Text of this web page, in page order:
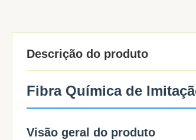
Descrição do produto
Fibra Química de
Visão geral do produto